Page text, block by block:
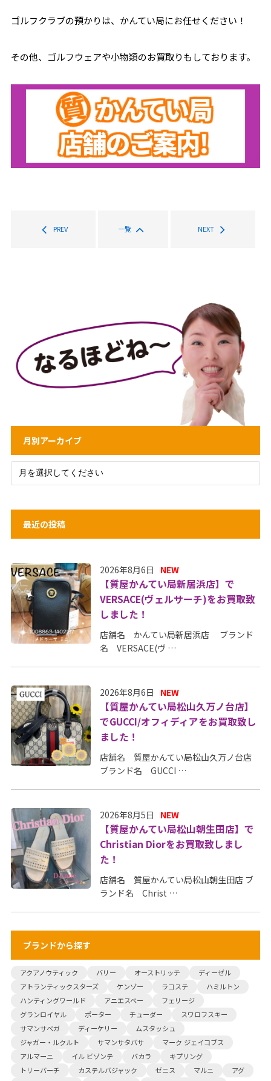
ゴルフクラブの預かりは、かんてい局にお任せください！
その他、ゴルフウェアや小物類のお買取りもしております。
PREV 一覧 NEXT
月別アーカイブ
最近の投稿
2026年8月6日 NEW
【質屋かんてい局新居浜店】で
VERSACE(ヴェルサーチ)をお買取致
しました！
店舗名 かんてい局新居浜店 ブランド
名 VERSACE(ヴ …
2026年8月6日 NEW
【質屋かんてい局松山久万ノ台店】
でGUCCI/オフィディアをお買取致し
ました！
店舗名 質屋かんてい局松山久万ノ台店
ブランド名 GUCCI …
2026年8月5日 NEW
【質屋かんてい局松山朝生田店】で
Christian Diorをお買取致しまし
た！
店舗名 質屋かんてい局松山朝生田店 ブ
ランド名 Christ …
ブランドから探す
アクアノウティック バリー オーストリッチ
ディーゼル
アトランティックスターズ
ケンゾー ラコステ
ハミルトン
ハンティングワールド
アニエスベー
フェリージ
グランロイヤル
ポーター チューダー
スワロフスキー
サマンサベガ
ディーケリー
ムスタッシュ
ジャガー・ルクルト
サマンサタバサ
マーク ジェイコブス
アルマーニ
イル ビゾンテ バカラ
キプリング
トリーバーチ
カステルバジャック ゼニス マルニ
アグ